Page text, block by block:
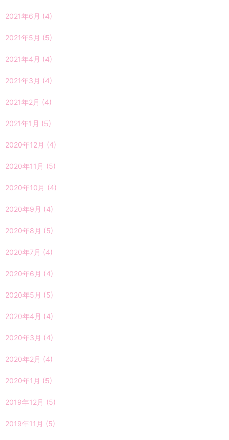
2021年6月 (4)
2021年5月 (5)
2021年4月 (4)
2021年3月 (4)
2021年2月 (4)
2021年1月 (5)
2020年12月 (4)
2020年11月 (5)
2020年10月 (4)
2020年9月 (4)
2020年8月 (5)
2020年7月 (4)
2020年6月 (4)
2020年5月 (5)
2020年4月 (4)
2020年3月 (4)
2020年2月 (4)
2020年1月 (5)
2019年12月 (5)
2019年11月 (5)